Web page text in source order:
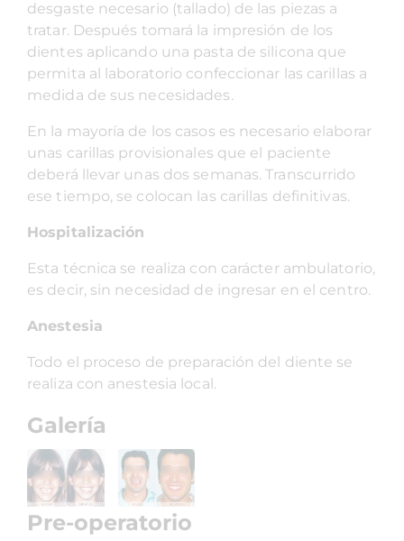
desgaste necesario (tallado) de las piezas a
tratar. Después tomará la impresión de los
dientes aplicando una pasta de silicona que
permita al laboratorio confeccionar las carillas a
medida de sus necesidades.
En la mayoría de los casos es necesario elaborar
unas carillas provisionales que el paciente
deberá llevar unas dos semanas. Transcurrido
ese tiempo, se colocan las carillas definitivas.
Hospitalización
Esta técnica se realiza con carácter ambulatorio,
es decir, sin necesidad de ingresar en el centro.
Anestesia
Todo el proceso de preparación del diente se
realiza con anestesia local.
Galería
Pre-operatorio